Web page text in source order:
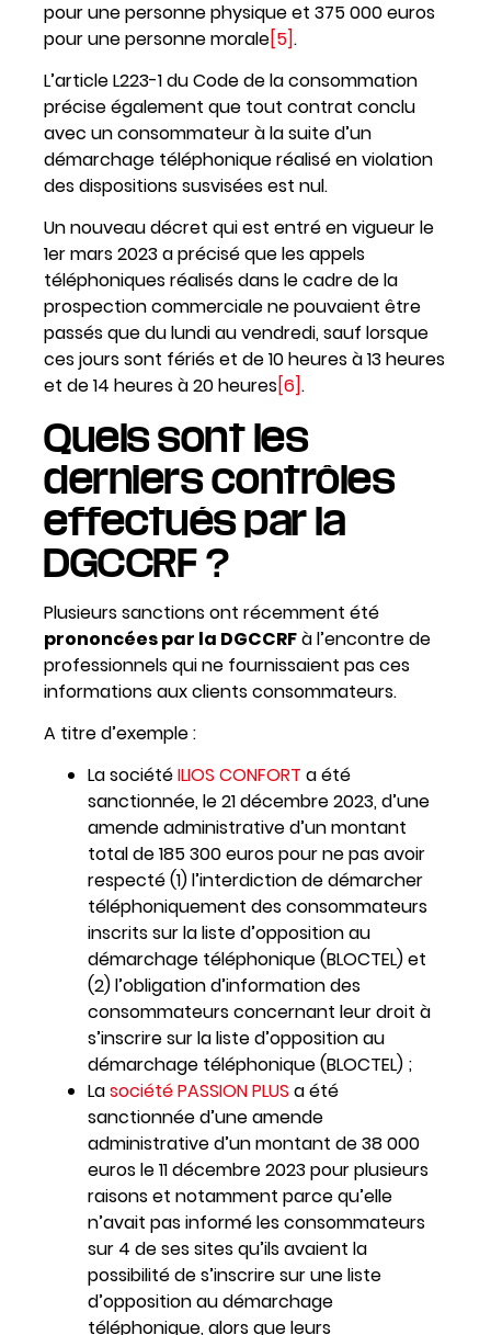
pour une personne physique et 375 000 euros
pour une personne morale[5].
L’article L223-1 du Code de la consommation
précise également que tout contrat conclu
avec un consommateur à la suite d’un
démarchage téléphonique réalisé en violation
des dispositions susvisées est nul.
Un nouveau décret qui est entré en vigueur le
1er mars 2023 a précisé que les appels
téléphoniques réalisés dans le cadre de la
prospection commerciale ne pouvaient être
passés que du lundi au vendredi, sauf lorsque
ces jours sont fériés et de 10 heures à 13 heures
et de 14 heures à 20 heures[6].
Quels sont les
derniers contrôles
effectués par la
DGCCRF ?
Plusieurs sanctions ont récemment été
prononcées par la DGCCRFà l’encontre de
professionnels qui ne fournissaient pas ces
informations aux clients consommateurs.
A titre d’exemple :
La sociétéILIOS CONFORT a été
sanctionnée, le 21 décembre 2023, d’une
amende administrative d’un montant
total de 185 300 euros pour ne pas avoir
respecté (1) l’interdiction de démarcher
téléphoniquement des consommateurs
inscrits sur la liste d’opposition au
démarchage téléphonique (BLOCTEL) et
(2) l’obligation d’information des
consommateurs concernant leur droit à
s’inscrire sur la liste d’opposition au
démarchage téléphonique (BLOCTEL) ;
Lasociété PASSION PLUS a été
sanctionnée d’une amende
administrative d’un montant de 38 000
euros le 11 décembre 2023 pour plusieurs
raisons et notamment parce qu’elle
n’avait pas informé les consommateurs
sur 4 de ses sites qu’ils avaient la
possibilité de s’inscrire sur une liste
d’opposition au démarchage
téléphonique, alors que leurs